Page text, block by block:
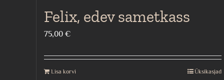
Felix, edev sametkass
75,00 €
Lisa korvi Üksikasjad